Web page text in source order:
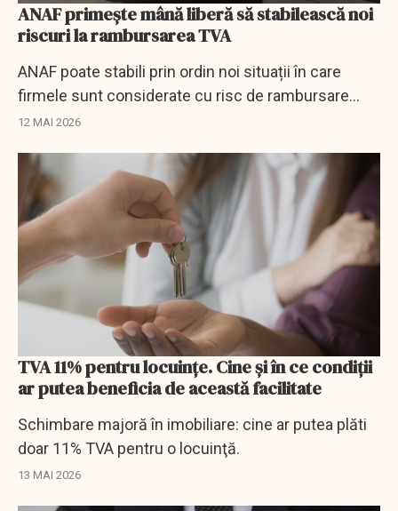
ANAF primește mână liberă să stabilească noi
riscuri la rambursarea TVA
ANAF poate stabili prin ordin noi situații în care
firmele sunt considerate cu risc de rambursare
necuvenită a TVA.
12 MAI 2026
TVA 11% pentru locuinţe. Cine şi în ce condiţii
ar putea beneficia de această facilitate
Schimbare majoră în imobiliare: cine ar putea plăti
doar 11% TVA pentru o locuinţă.
13 MAI 2026